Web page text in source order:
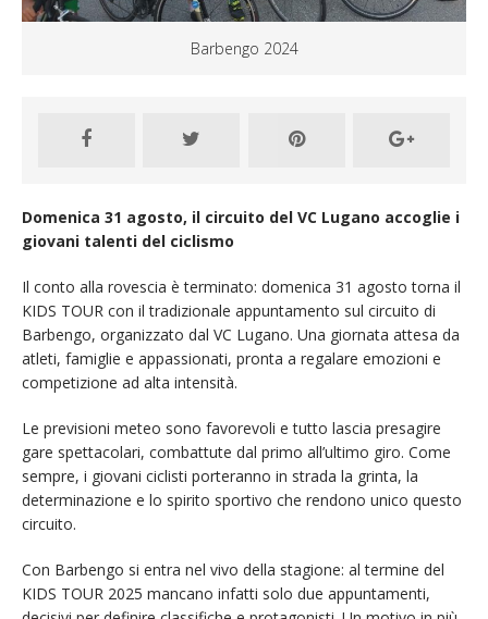
Barbengo 2024
Domenica 31 agosto, il circuito del VC Lugano accoglie i
giovani talenti del ciclismo
Il conto alla rovescia è terminato: domenica 31 agosto torna il
KIDS TOUR con il tradizionale appuntamento sul circuito di
Barbengo, organizzato dal VC Lugano. Una giornata attesa da
atleti, famiglie e appassionati, pronta a regalare emozioni e
competizione ad alta intensità.
Le previsioni meteo sono favorevoli e tutto lascia presagire
gare spettacolari, combattute dal primo all’ultimo giro. Come
sempre, i giovani ciclisti porteranno in strada la grinta, la
determinazione e lo spirito sportivo che rendono unico questo
circuito.
Con Barbengo si entra nel vivo della stagione: al termine del
KIDS TOUR 2025 mancano infatti solo due appuntamenti,